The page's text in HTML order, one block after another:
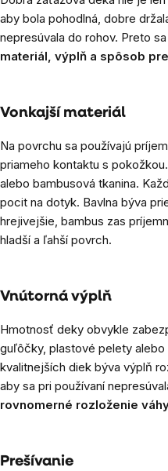
aby bola pohodlná, dobre
nepresúvala do rohov. Preto
materiál, výplň a spôsob
Vonkajší materiál
Na povrchu sa používajú
priameho kontaktu s
alebo bambusová tkanina.
pocit na dotyk. Bavlna býva
hrejivejšie, bambus zas
hladší a ľahší povrch.
Vnútorná výplň
Hmotnosť deky obvykle
guľôčky, plastové pelety
kvalitnejších diek býva výplň
aby sa pri používaní
rovnomerné rozloženie
Prešívanie